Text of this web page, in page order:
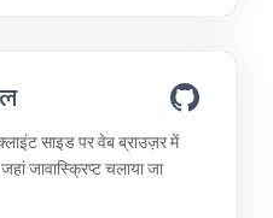
क्लाइंट साइड पर वेब ब्राउज़र में
जावास्क्रिप्ट चलाया जा